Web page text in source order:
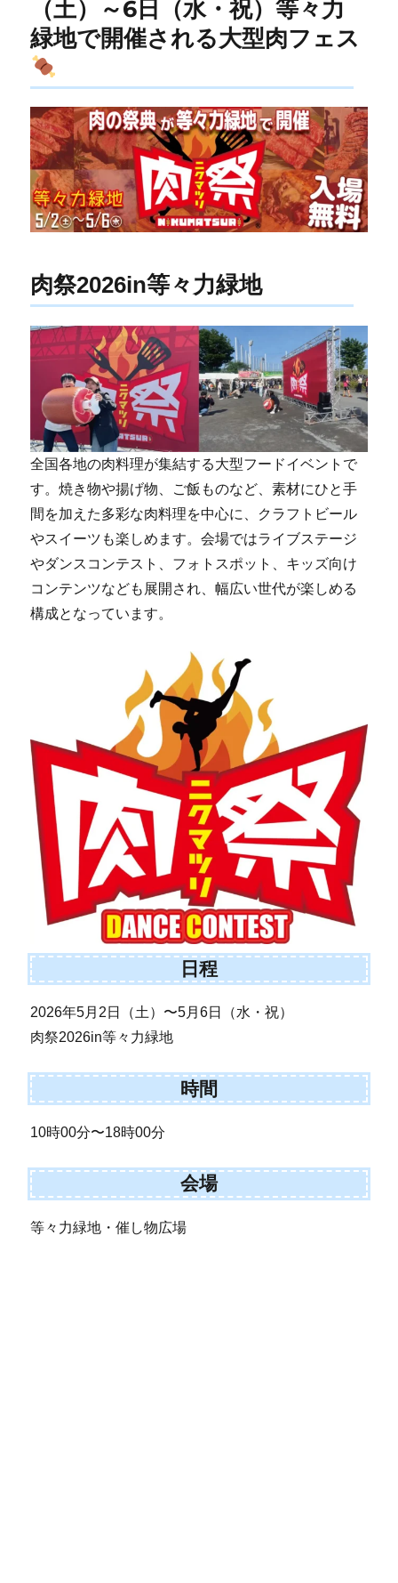
（土）～6日（水・祝）等々力
緑地で開催される大型肉フェス
肉祭2026in等々力緑地
全国各地の肉料理が集結する大型フードイベントで
す。焼き物や揚げ物、ご飯ものなど、素材にひと手
間を加えた多彩な肉料理を中心に、クラフトビール
やスイーツも楽しめます。会場ではライブステージ
やダンスコンテスト、フォトスポット、キッズ向け
コンテンツなども展開され、幅広い世代が楽しめる
構成となっています。
日程
2026年5月2日（土）〜5月6日（水・祝）
肉祭2026in等々力緑地
時間
10時00分〜18時00分
会場
等々力緑地・催し物広場